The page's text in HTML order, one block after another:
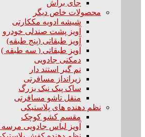
جای براش
محصولات خاص دیگر
شیشه ادویه مککارتی
آویز پشت صندلی خودرو
آویز طبقاتی (پنج طبقه)
آویز طبقاتی ( سه طبقه )
دمکنی جادویی
نم گیر استند دار
زیرانداز مسافرتی
ساک پیک نیک بزرگ
منقل تاشو مسافرتی
نظم دهنده های پلاستیکی
مقسم کشو کوچک
آویز لباس جادویی مرسه ۹ خانه